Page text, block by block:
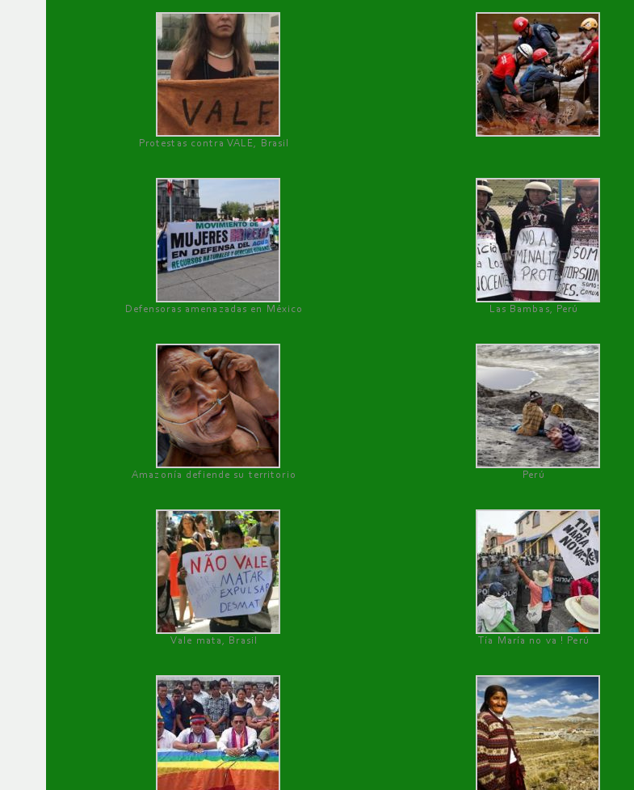
Protestas contra VALE, Brasil
Defensoras amenazadas en México Las Bambas, Perú
Amazonía defiende su territorio Perú
Vale mata, Brasil Tía María no va ! Perú